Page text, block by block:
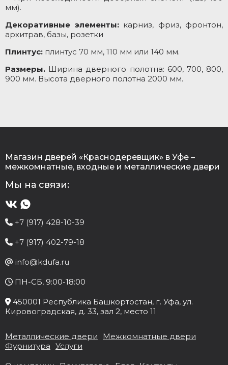
мм).
Декоративные элементы: карниз, фриз, фронтон,
архитрав, базы, розетки
Плинтус: плинтус 70 мм, 110 мм или 140 мм.
Размеры. Ширина дверного полотна: 600, 700, 800,
900 мм. Высота дверного полотна 2000 мм.
Магазин дверей «Краснодеревщик» в Уфе –
межкомнатные, входные и металлические двери
Мы на связи:
+7 (917) 428-10-39
+7 (917) 402-79-18
info@kdufa.ru
ПН-СБ, 9:00-18:00
450001 Республика Башкортостан, г. Уфа, ул.
Кировоградская, д. 33, зал 2, место 11
Металлические двери
Межкомнатные двери
Фурнитура Услуги